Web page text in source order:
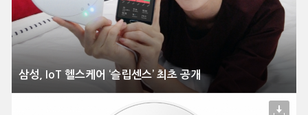
삼성, IoT 헬스케어 ‘슬립센스’ 최초 공개